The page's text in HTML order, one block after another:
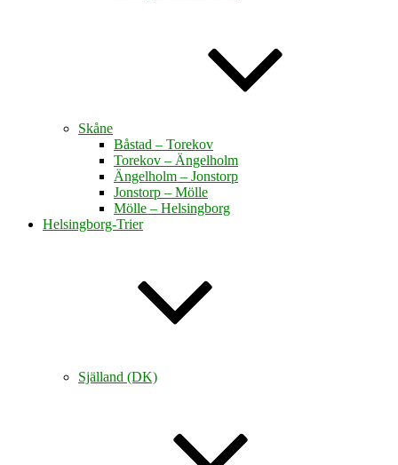
Skåne
Båstad – Torekov
Torekov – Ängelholm
Ängelholm – Jonstorp
Jonstorp – Mölle
Mölle – Helsingborg
Helsingborg-Trier
Själland (DK)